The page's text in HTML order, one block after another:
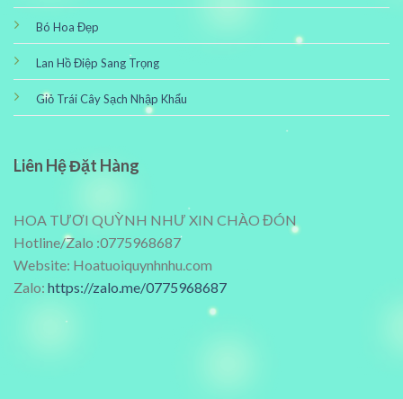
Bó Hoa Đẹp
Lan Hồ Điệp Sang Trọng
Giỏ Trái Cây Sạch Nhập Khẩu
Liên Hệ Đặt Hàng
HOA TƯƠI QUỲNH NHƯ XIN CHÀO ĐÓN
Hotline/Zalo :0775968687
Website: Hoatuoiquynhnhu.com
Zalo: https://zalo.me/0775968687